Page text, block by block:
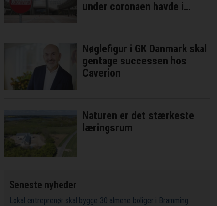
under coronaen havde i
Nøglefigur i GK Danmark skal
gentage successen hos
Caverion
Naturen er det stærkeste
læringsrum
Seneste nyheder
Lokal entreprenør skal bygge 30 almene boliger i Bramming